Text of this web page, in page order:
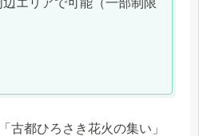
古都ひろさき花火の集い」